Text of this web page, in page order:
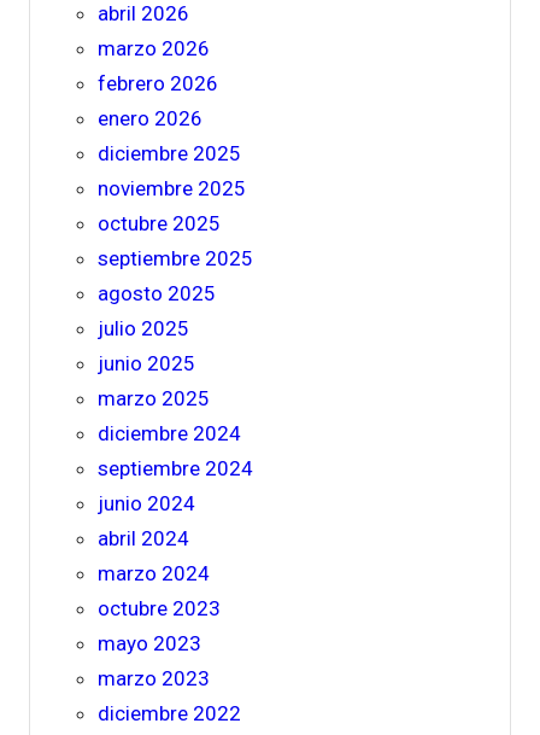
abril 2026
marzo 2026
febrero 2026
enero 2026
diciembre 2025
noviembre 2025
octubre 2025
septiembre 2025
agosto 2025
julio 2025
junio 2025
marzo 2025
diciembre 2024
septiembre 2024
junio 2024
abril 2024
marzo 2024
octubre 2023
mayo 2023
marzo 2023
diciembre 2022